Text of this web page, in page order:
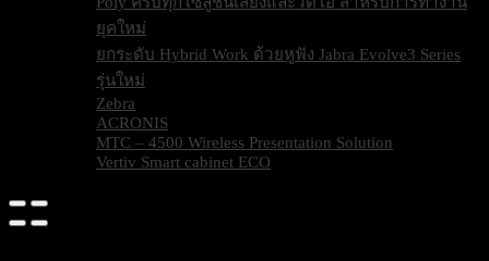
ยุคใหม่
ยกระดับ Hybrid Work ด้วยหูฟัง Jabra Evolve3 Series
รุ่นใหม่
Zebra
ACRONIS
MTC – 4500 Wireless Presentation Solution
Vertiv Smart cabinet ECO